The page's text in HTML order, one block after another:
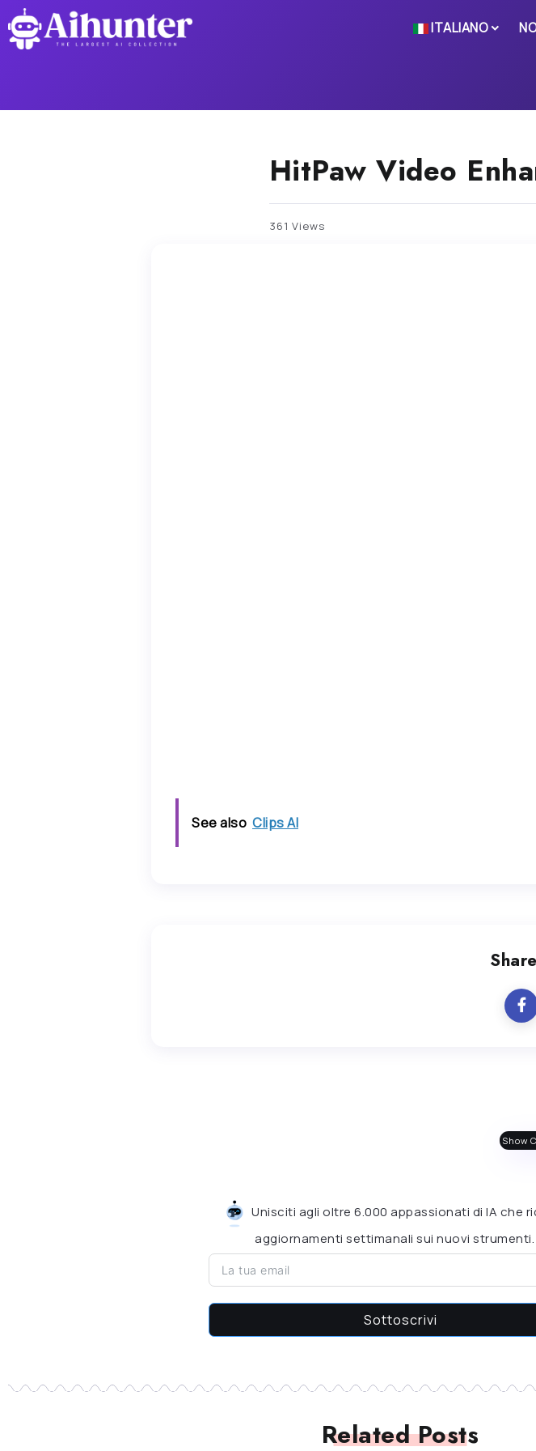
ITALIANO
HitPaw Video
361 Views
See also Clips AI
Show
Unisciti agli oltre 6.000 appassionati di IA che
aggiornamenti settimanali sui nuovi strumenti.
Sottoscrivi
Related Posts